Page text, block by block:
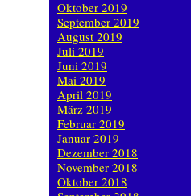
Oktober 2019
September 2019
August 2019
Juli 2019
Juni 2019
Mai 2019
April 2019
März 2019
Februar 2019
Januar 2019
Dezember 2018
November 2018
Oktober 2018